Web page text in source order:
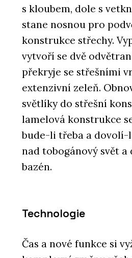
s kloubem, dole s
stane nosnou pro
konstrukce střechy.
vytvoří se dvě
překryje se střešními
extenzivní zeleň.
světlíky do střešní
lamelová konstrukce
bude-li třeba a
nad tobogánový svět a
bazén.
Technologie
Čas a nové funkce si